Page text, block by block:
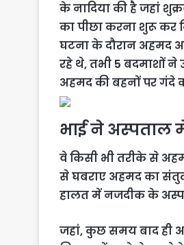
के नादिया की है जहां
का पीछा करना शुरू कर
घटना के दौरान अहमद
रहे थे, तभी 5 बदमाशों
अहमद की बहनों पर
भाई ने अस्पताल
वे किसी भी तरीके से
से घबराए अहमद का
हालत में नजदीक के
जहां, कुछ समय बाद ही